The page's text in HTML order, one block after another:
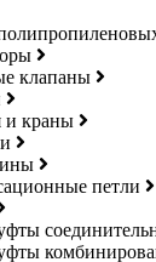
клапаны
и краны
петли